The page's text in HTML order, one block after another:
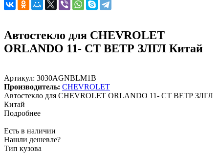
Автостекло для CHEVROLET
ORLANDO 11- СТ ВЕТР ЗЛГЛ Китай
Артикул: 3030AGNBLM1B
Производитель: CHEVROLET
Автостекло для CHEVROLET ORLANDO 11- СТ ВЕТР ЗЛГЛ
Китай
Подробнее
Есть в наличии
Нашли дешевле?
Тип кузова